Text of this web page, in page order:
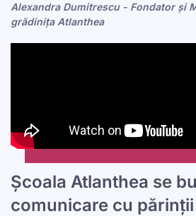
Alexandra Dumitrescu - Fondator și
grădinița Atlanthea
Școala Atlanthea se
comunicare cu